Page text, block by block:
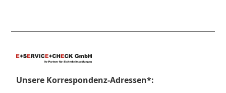
Unsere Korrespondenz-Adressen*: